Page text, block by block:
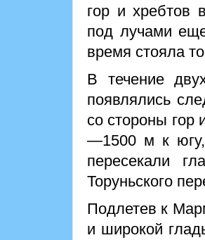
гор и хребтов
под лучами
время стояла
В течение
появлялись
со стороны гор
—1500 м к югу,
пересекали
Торуньского
Подлетев к
и широкой